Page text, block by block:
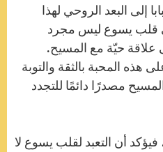
إلى البعد الروحي لهذا
قلب يسوع ليس مجرد
علاقة حيّة مع المسيح.
هذه المحبة بالثقة والتوبة
مصدرًا دائمًا للتجدد
أن التعبد لقلب يسوع لا